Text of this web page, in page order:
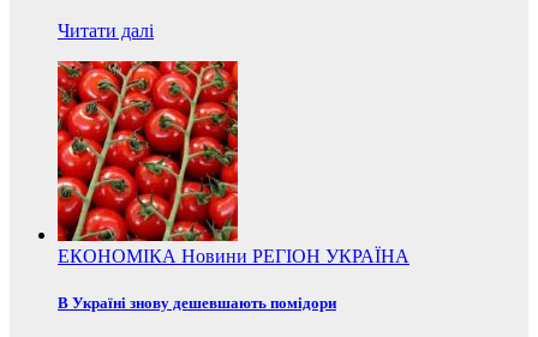
Читати далі
ЕКОНОМІКА Новини РЕГІОН УКРАЇНА
В Україні знову дешевшають помідори